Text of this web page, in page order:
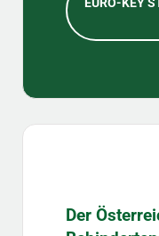
EURO-KEY
Der